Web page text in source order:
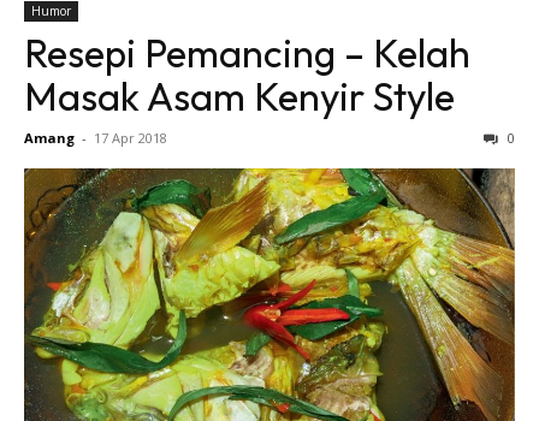
Humor
Resepi Pemancing – Kelah
Masak Asam Kenyir Style
Amang - 17 Apr 2018 0